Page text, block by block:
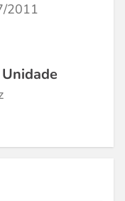
2011